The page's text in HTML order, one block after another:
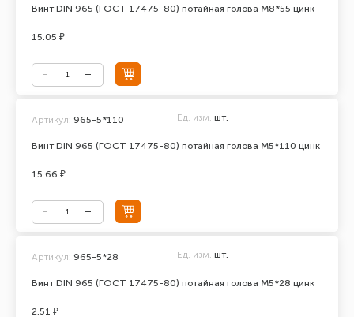
Винт DIN 965 (ГОСТ 17475-80) потайная голова М8*55 цинк
15.05 ₽
Винт DIN 965 (ГОСТ 17475-80) потайная голова М5*110 цинк
Артикул: 965-5*110 Ед. изм. шт.
15.66 ₽
Винт DIN 965 (ГОСТ 17475-80) потайная голова М5*28 цинк
Артикул: 965-5*28 Ед. изм. шт.
2.51 ₽